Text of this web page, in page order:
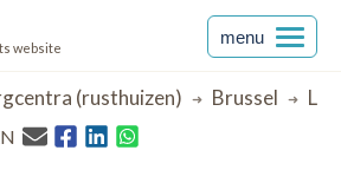
website
menu
(rusthuizen) Brussel